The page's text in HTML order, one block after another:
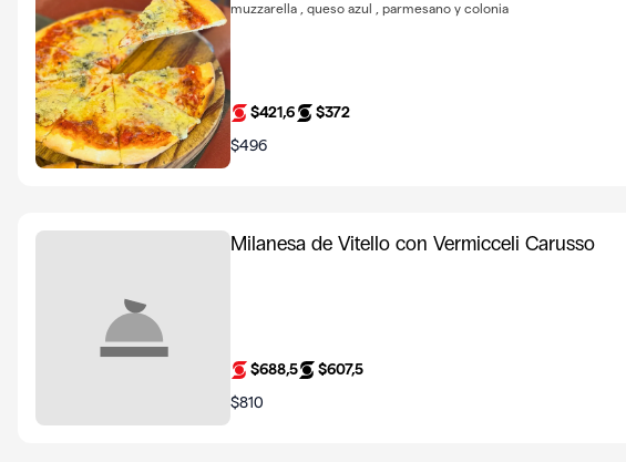
muzzarella , queso azul , parmesano y colonia
$421,6 $372
$496
Milanesa de Vitello con Vermicceli Carusso
$688,5 $607,5
$810